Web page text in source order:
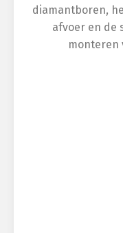
diamantboren,
afvoer en de
monteren